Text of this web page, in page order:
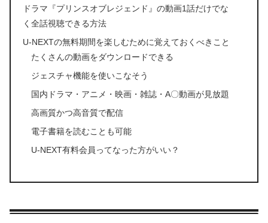
ドラマ『プリンスオブレジェンド』の動画1話だけでな
く全話視聴できる方法
U-NEXTの無料期間を楽しむために覚えておくべきこと
たくさんの動画をダウンロードできる
ジェスチャ機能を使いこなそう
国内ドラマ・アニメ・映画・雑誌・A〇動画が見放題
高画質かつ高音質で配信
電子書籍を読むことも可能
U-NEXT有料会員ってなった方がいい？